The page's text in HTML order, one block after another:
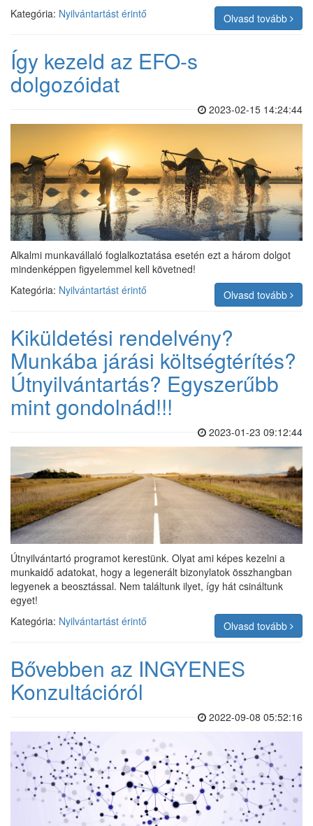
Kategória: Nyilvántartást érintő Olvasd tovább
Így kezeld az EFO-s
dolgozóidat
2023-02-15 14:24:44
Alkalmi munkavállaló foglalkoztatása esetén ezt a három dolgot
mindenképpen figyelemmel kell követned!
Kategória: Nyilvántartást érintő Olvasd tovább
Kiküldetési rendelvény?
Munkába járási költségtérítés?
Útnyilvántartás? Egyszerűbb
mint gondolnád!!!
2023-01-23 09:12:44
Útnyilvántartó programot kerestünk. Olyat ami képes kezelni a
munkaidő adatokat, hogy a legenerált bizonylatok összhangban
legyenek a beosztással. Nem találtunk ilyet, így hát csináltunk
egyet!
Kategória: Nyilvántartást érintő Olvasd tovább
Bővebben az INGYENES
Konzultációról
2022-09-08 05:52:16